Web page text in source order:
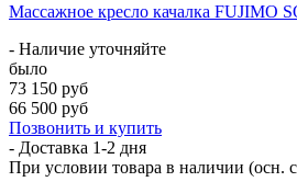
Массажное кресло качалка FUJIMO
- Наличие уточняйте
было
73 150 руб
66 500 руб
Позвонить и купить
- Доставка 1-2 дня
При условии товара в наличии (осн.